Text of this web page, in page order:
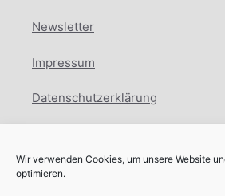
Wir verwenden Cookies, um unsere Website
optimieren.
Newsletter
Impressum
Datenschutzerklärung
Facebook
Instagram
LinkedIn